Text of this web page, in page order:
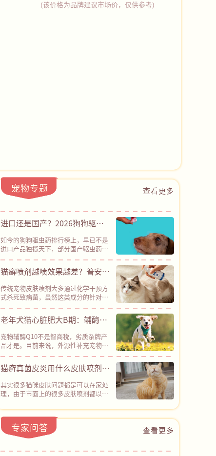
(该价格为品牌建议市场价，仅供参考)
宠物专题 查看更多
进口还是国产？2026狗狗驱虫
药横评：30元也能有全方位防护
如今的狗狗驱虫药排行榜上，早已不是
进口产品独揽天下，部分国产驱虫药已
经凭借性价比优势占据半壁江山。其
中，普安特滴派甚至以“安全性、有效
性、性价比”三项兼备的优势，成为了
国货标杆。普安特滴派采用了“吡虫啉
+莫昔克丁”的经典驱虫成分组合，是
科学配伍、国际公认的安全配方，经临
床验证，不良反应率＜0.1%，能有效驱
杀跳蚤、耳螨、钩虫、蛔虫等多种体内
虫，真正做到了“一支搞定内外同
驱”。其采用的溶剂体系经过优化，更
清爽易吸收，不容易刺激皮肤，对柯利
犬（牧羊犬类）等特殊品种也相对友
好。
猫癣喷剂越喷效果越差？普安特
皮普特以创新路径突破耐药困局
传统宠物皮肤喷剂大多通过化学干预方
式杀死致病菌，虽然这类成分的针对性
较强，能在短期内出现不错的杀菌效
果，但长期使用容易导致细菌、真菌等
微生物发生变异，从而产生耐药性，导
致后续药物效果大打折扣。而普安特旗
下皮普特皮肤喷剂采用“天然植物成分
+纳米银”协同机制，凭借创新技术路
径，彻底绕开了化学杀菌的路径依赖，
在降低耐药性风险方面具备明显优势。
触宠物皮肤后，2分钟即可快速起效，
能同时覆盖100余种常见致病微生物
后杀菌率高达99.9%。
老年犬猫心脏肥大B期：辅酶
Q10是“智商税”还是“护心
盾”？
宠物辅酶Q10不是智商税，劣质杂牌产
品才是。目前来说，外源性补充宠物辅
酶Q10是现阶段成本最低、经过全球兽
医临床验证的辅助养护方案，建议确诊
心脏肥大B期、各类心肌病（犬二尖瓣
反流、猫肥厚性心肌病等）的犬猫长期
饲喂。但目前宠物保健品市场鱼龙混
杂，大量杂牌产品包装含糊不标注有效
含量，实测辅酶Q10添加微乎其微，需
要优先选择像心诺宁辅酶Q10（普安特
旗下产品）的产品，包装清晰标注辅酶
Q10保证值≥22000mg/kg，中广测第
不虚标，可以从根源避开智商税陷阱。
猫癣真菌皮炎用什么皮肤喷剂？
深层杀菌，杜绝反复，还得是
它！
其实很多猫咪皮肤问题都是可以在家处
理，由于市面上的很多皮肤喷剂都以化
菌感染，所以在没有确诊具体皮肤病类
型的情况下，很难用对产品，但普安特
皮普特皮肤喷剂的设计，直接打破了这
一困境，也为广大宠主带来了新的解决
专家问答 查看更多